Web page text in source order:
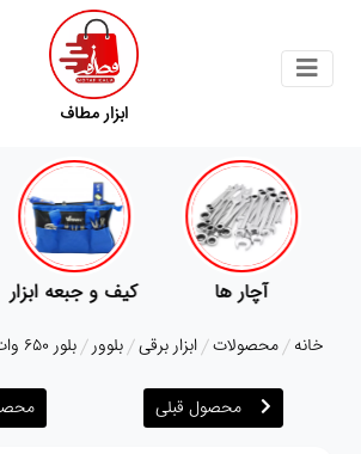
ابزار مطاف
محصولات
قوانین
سایت
درباره
آچار ها کیف و جبعه ابزار
خانه محصولات ابزار برقی بلوور بلور 650 وات اینکو AB6038
محصول قبلی